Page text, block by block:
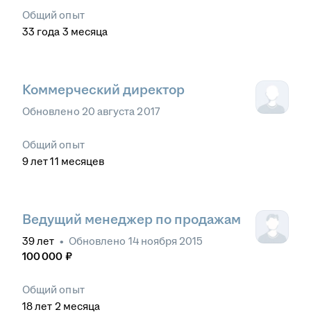
Общий опыт
33 года 3 месяца
Коммерческий директор
Обновлено 20 августа 2017
Общий опыт
9лет 11 месяцев
Ведущий менеджер по продажам
39лет • Обновлено 14 ноября 2015
100 000 ₽
Общий опыт
18лет 2 месяца